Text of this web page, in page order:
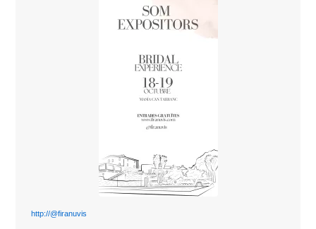
http://@firanuvis